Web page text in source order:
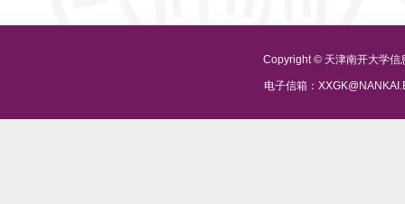
Copyright © 天津南开大学信
电子信箱：